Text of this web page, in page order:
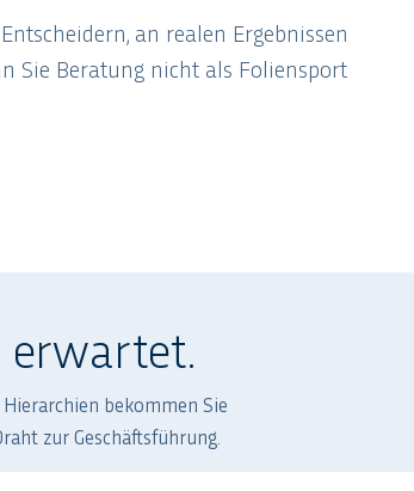
an realen Ergebnissen
Sie Beratung nicht als Foliensport
erwartet.
bekommen Sie
zur Geschäftsführung.